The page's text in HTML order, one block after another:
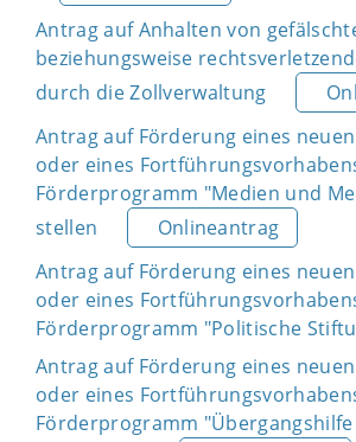
Antrag auf Anhalten von
beziehungsweise
durch die Zollverwaltung
Antrag auf Förderung eines
oder eines
Förderprogramm "Medien und
stellen
Onlineantrag
Antrag auf Förderung eines
oder eines
Förderprogramm "Politische
Antrag auf Förderung eines
oder eines
Förderprogramm "Übergangshilfe